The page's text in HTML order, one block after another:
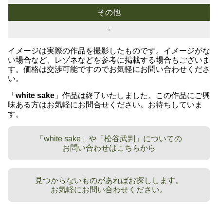
その他
-
イメージは実際の作品を撮影したものです。イメージがな
い場合など、レゾネなどを参考に掲載する場合もございま
す。価格は交渉可能ですのでお気軽にお問い合わせくださ
い。
「 white sake 」作品は終了いたしました。この作品にご興
味ある方はお気軽にお問合せください。お待ちしていま
す。
「white sake」や「松谷武判」についての
お問い合わせはこちらから
見つからないものがあればお探しします。
お気軽にお問い合わせください。